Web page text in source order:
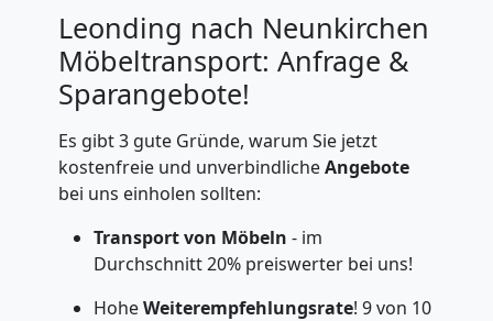
Leonding nach Neunkirchen
Möbeltransport: Anfrage &
Sparangebote!
Es gibt 3 gute Gründe, warum Sie jetzt
kostenfreie und unverbindlicheAngebote
bei uns einholen sollten:
Transport von Möbeln - im
Durchschnitt 20% preiswerter bei uns!
HoheWeiterempfehlungsrate! 9 von 10